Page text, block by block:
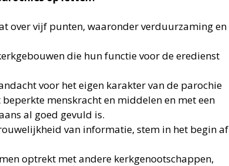
over vijf punten, waaronder verduurzaming en
die hun functie voor de eredienst
voor het eigen karakter van de parochie
menskracht en middelen en met een
al goed gevuld is.
van informatie, stem in het begin af
optrekt met andere kerkgenootschappen,